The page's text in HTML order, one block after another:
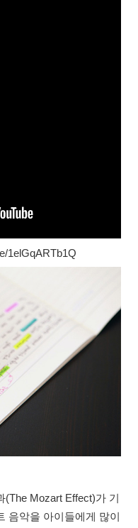
1elGqARTb1Q
Mozart Effect)가 기
음악을 아이들에게 많이